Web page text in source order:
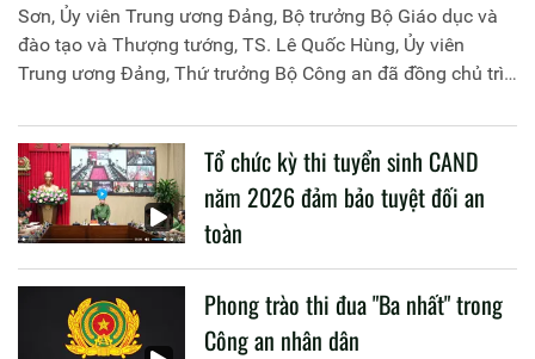
Sơn, Ủy viên Trung ương Đảng, Bộ trưởng Bộ Giáo dục và
đào tạo và Thượng tướng, TS. Lê Quốc Hùng, Ủy viên
Trung ương Đảng, Thứ trưởng Bộ Công an đã đồng chủ trì
liên quan đến công tác giáo dục và đào tạo của lực lượng
CAND.
Tổ chức kỳ thi tuyển sinh CAND
năm 2026 đảm bảo tuyệt đối an
toàn
Phong trào thi đua "Ba nhất" trong
Công an nhân dân